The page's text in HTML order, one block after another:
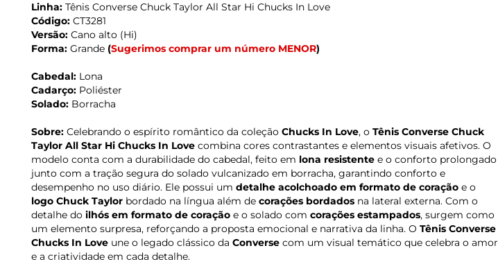
Linha: Tênis Converse Chuck Taylor All Star Hi Chucks In Love
Código: CT3281
Versão: Cano alto (Hi)
Forma: Grande (Sugerimos comprar um número MENOR)
Cabedal: Lona
Cadarço: Poliéster
Solado: Borracha
Sobre: Celebrando o espírito romântico da coleção Chucks In Love, o Tênis Converse Chuck
Taylor All Star Hi Chucks In Love combina cores contrastantes e elementos visuais afetivos. O
modelo conta com a durabilidade do cabedal, feito em lona resistente e o conforto prolongado
junto com a tração segura do solado vulcanizado em borracha, garantindo conforto e
desempenho no uso diário. Ele possui um detalhe acolchoado em formato de coração e o
logo Chuck Taylor bordado na língua além de corações bordados na lateral externa. Com o
detalhe do ilhós em formato de coração e o solado com corações estampados, surgem como
um elemento surpresa, reforçando a proposta emocional e narrativa da linha. O Tênis Converse
Chucks In Love une o legado clássico da Converse com um visual temático que celebra o amor
e a criatividade em cada detalhe.